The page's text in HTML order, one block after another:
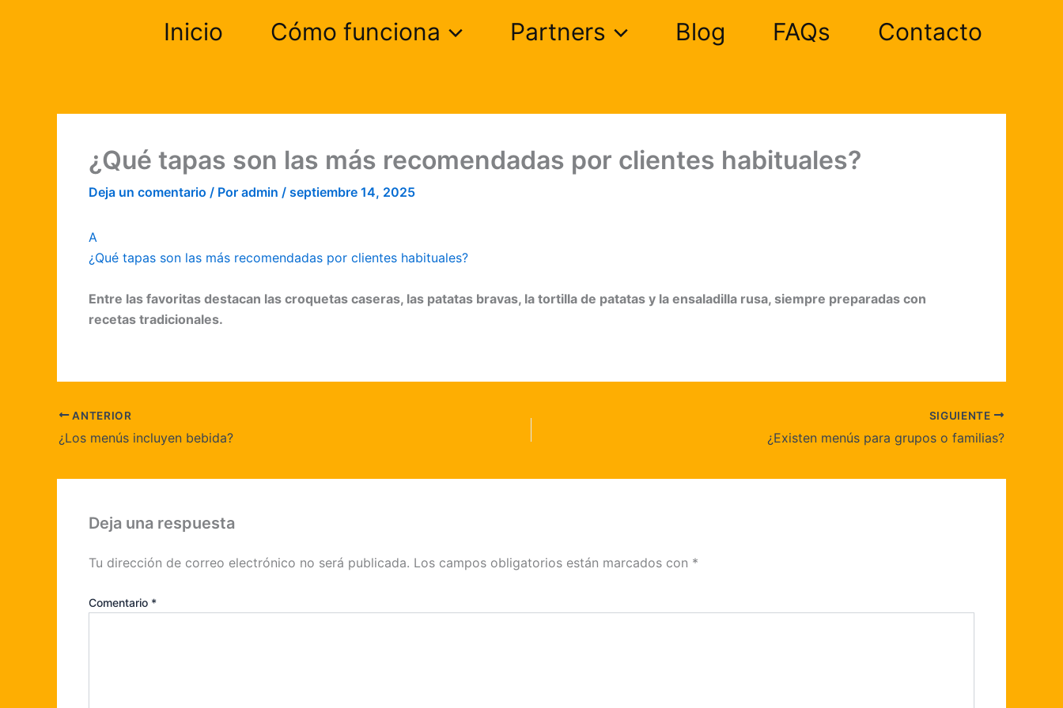
Inicio Cómo funciona Partners Blog FAQs Contacto
¿Qué tapas son las más recomendadas por clientes habituales?
Deja un comentario / Por admin / septiembre 14, 2025
A
¿Qué tapas son las más recomendadas por clientes habituales?
Entre las favoritas destacan las croquetas caseras, las patatas bravas, la tortilla de patatas y la ensaladilla rusa, siempre preparadas con
recetas tradicionales.
ANTERIOR
¿Los menús incluyen bebida?
SIGUIENTE
¿Existen menús para grupos o familias?
Deja una respuesta
Tu dirección de correo electrónico no será publicada. Los campos obligatorios están marcados con *
Comentario *